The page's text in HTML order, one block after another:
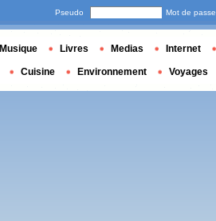
Pseudo Mot de passe
Musique Livres Medias Internet
Cuisine Environnement Voyages